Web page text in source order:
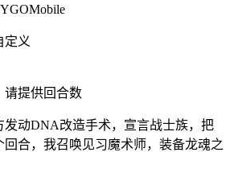
定义
请提供回合数
动DNA改造手术，宣言战士族，把
合，我召唤见习魔术师，装备龙魂之